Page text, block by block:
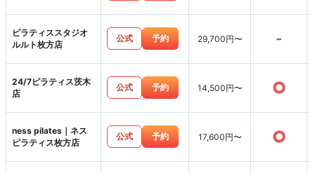
ピラティススタジオ
ルルト枚方店
公式 予約 29,700円〜 -
24/7ピラティス茨木
店
公式 予約 14,500円〜 ○
ness pilates｜ネス
ピラティス枚方店
公式 予約 17,600円〜 ○